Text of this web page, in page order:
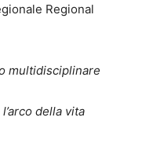
Regional
multidisciplinare
della vita